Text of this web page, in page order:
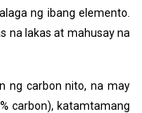
ng ibang elemento.
na lakas at mahusay na
ng carbon nito, na may
carbon), katamtamang